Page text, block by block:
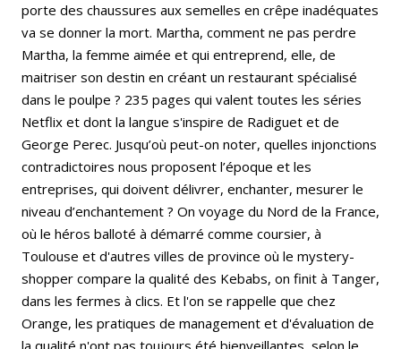
porte des chaussures aux semelles en crêpe inadéquates
va se donner la mort. Martha, comment ne pas perdre
Martha, la femme aimée et qui entreprend, elle, de
maitriser son destin en créant un restaurant spécialisé
dans le poulpe ? 235 pages qui valent toutes les séries
Netflix et dont la langue s'inspire de Radiguet et de
George Perec. Jusqu’où peut-on noter, quelles injonctions
contradictoires nous proposent l’époque et les
entreprises, qui doivent délivrer, enchanter, mesurer le
niveau d’enchantement ? On voyage du Nord de la France,
où le héros balloté à démarré comme coursier, à
Toulouse et d'autres villes de province où le mystery-
shopper compare la qualité des Kebabs, on finit à Tanger,
dans les fermes à clics. Et l'on se rappelle que chez
Orange, les pratiques de management et d'évaluation de